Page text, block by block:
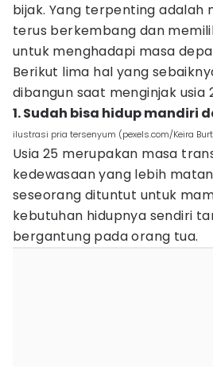
bijak. Yang terpenting adalah
terus berkembang dan
untuk menghadapi masa
Berikut lima hal yang
dibangun saat menginjak usia
1. Sudah bisa hidup mandiri
ilustrasi pria tersenyum (pexels.com/Keira
Usia 25 merupakan masa
kedewasaan yang lebih
seseorang dituntut untuk
kebutuhan hidupnya sendiri
bergantung pada orang tua.